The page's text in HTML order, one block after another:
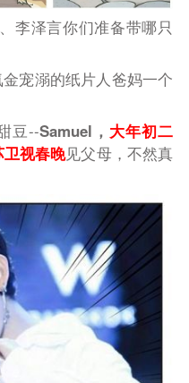
李泽言你们准备带哪只
宠溺的纸片人爸妈一个
豆--Samuel， 大年初二
卫视春晚见父母，不然真